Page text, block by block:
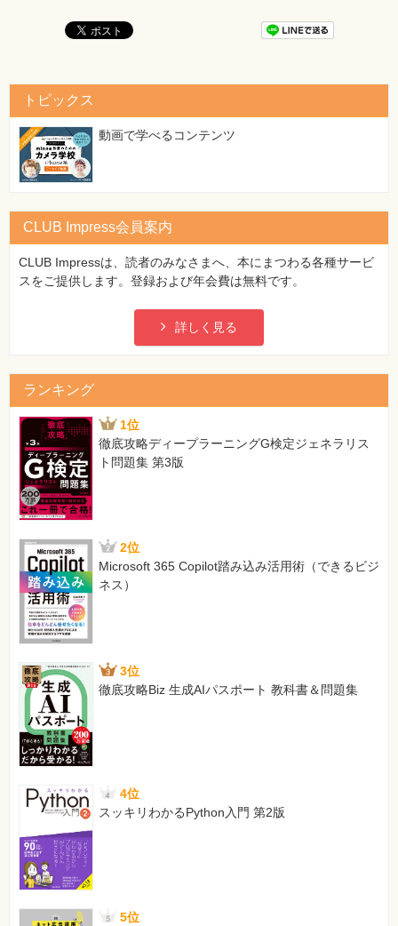
JVMは、javaコマンドで指定されたコマンドを読み込み、
……
27ページ 2番目・3番目の【例】の見出し
[誤]
・2番目「スペースをエスケープして起動パラメータを指
定」
・3番目「スペースをエスケープしないで起動パラメータ
[正]
・2番目「ダブルクォーテーションをエスケープして起動
パラメータを指定」
・3番目「ダブルクォーテーションをエスケープしないで
起動パラメータを指定」
…StringクラスがCharSequenceクラスのサブクラスだか
らです。
[正]
…StringクラスがCharSequenceインタフェースの実装ク
ラスだからです。
【 第3刷にて修正 】
108ページ 問題2の問題文
…、正しいを選びなさい。（1つ選択）
[正]
…、正しいものを選びなさい。（1つ選択）
【 第2刷にて修正 】
143ページ 解答1：箇条書きの下の段落
なお、配列にはプリミティブ型とオブジェクト型の2種類
がありますが、要素で値そのものを扱うのか、…
[正]
なお、配列にはプリミティブ型の要素を持つものとオブジ
ェクト型の要素を持つものの2種類があります。これら
は、要素で値そのものを扱うのか、…
【 第2刷にて修正 】
166ページ 問題4の選択肢B
[誤]
5行目で作成したインスタンスだけが、ガーベージコレク
ションの対象となる
4行目で作成したインスタンスだけが、ガベージコレクシ
トピックス
動画で学べるコンテンツ
CLUB Impress会員案内
CLUB Impressは、読者のみなさまへ、本にまつわる各種サービ
スをご提供します。登録および年会費は無料です。
詳しく見る
ランキング
1位
徹底攻略ディープラーニングG検定ジェネラリス
ト問題集 第3版
2位
Microsoft 365 Copilot踏み込み活用術（できるビジ
ネス）
3位
徹底攻略Biz 生成AIパスポート 教科書＆問題集
4位
スッキリわかるPython入門 第2版
5位